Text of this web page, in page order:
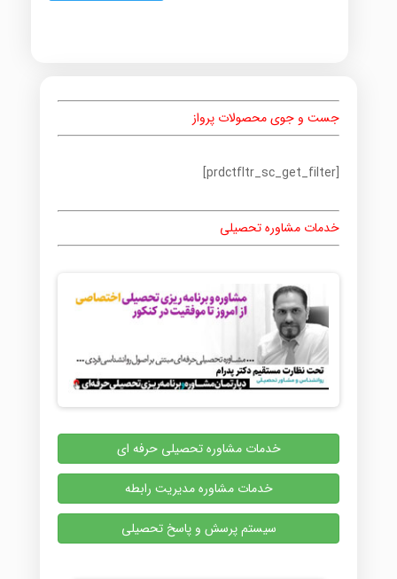
جست و جوی محصولات پرواز
[prdctfltr_sc_get_filter]
خدمات مشاوره تحصیلی
خدمات مشاوره تحصیلی حرفه ای
خدمات مشاوره مدیریت رابطه
سیستم پرسش و پاسخ تحصیلی